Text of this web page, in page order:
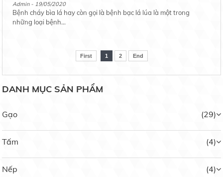
Admin - 19/05/2020
Bệnh cháy bìa lá hay còn gọi là bệnh bạc lá lúa là một trong
những loại bệnh...
First 1 2 End
DANH MỤC SẢN PHẨM
Gạo (29)
Tấm (4)
Nếp (4)
Nếp Bắc Hạt Cau
Nếp Nhung